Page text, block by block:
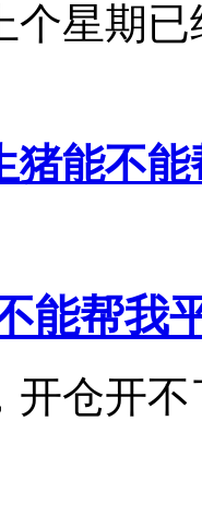
个星期
猪能不
能帮我
开仓开